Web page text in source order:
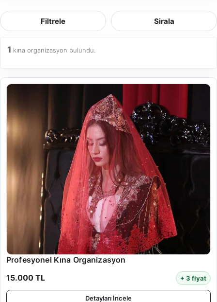
Filtrele Sirala
1 kına organizasyon bulundu.
Profesyonel Kına Organizasyon
15.000 TL
+ 3 fiyat
Detayları İncele